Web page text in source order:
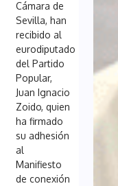
Cámara de
Sevilla, han
recibido al
eurodiputado
del Partido
Popular,
Juan Ignacio
Zoido, quien
ha firmado
su adhesión
al
Manifiesto
de conexión